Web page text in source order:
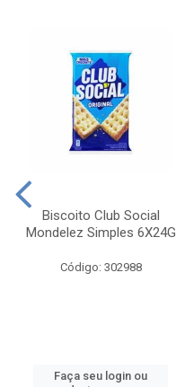
Biscoito Club Social
Mondelez Simples 6X24G
Código: 302988
Faça seu login ou